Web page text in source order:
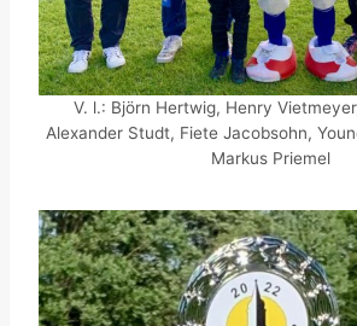
V. l.: Björn Hertwig, Henry
Alexander Studt, Fiete Jacobsohn,
Markus Priemel